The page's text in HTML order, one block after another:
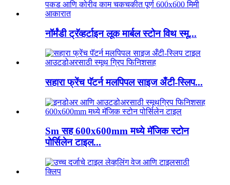
नॉर्मंडी ट्रॅव्हर्टाइन लूक मार्बल स्टोन विथ स्मू...
सहारा फ्रेंच पॅटर्न मलपिपल साइज अँटी-स्लिप...
Sm सह 600x600mm मध्ये मॅजिक स्टोन
पोर्सिलेन टाइल...